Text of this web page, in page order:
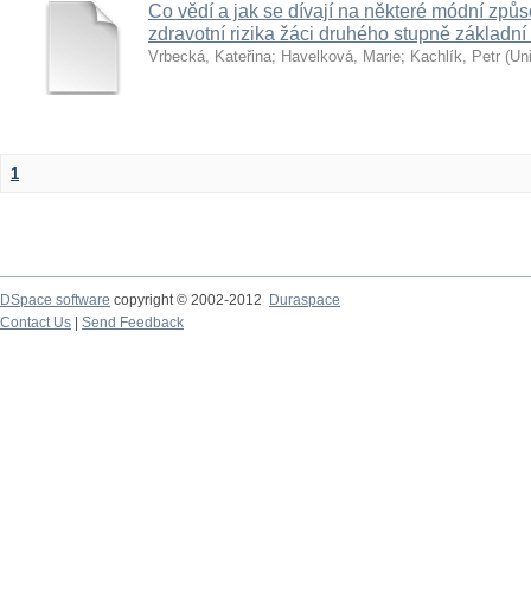
Co vědí a jak se dívají na některé módní
zdravotní rizika žáci druhého stupně základní
Vrbecká, Kateřina; Havelková, Marie; Kachlík, Petr (
1
DSpace software copyright © 2002-2012
Duraspace
Contact Us
Send Feedback